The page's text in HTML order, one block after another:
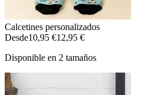
Calcetines personalizados
Desde10,95 €12,95 €
Disponible en 2 tamaños